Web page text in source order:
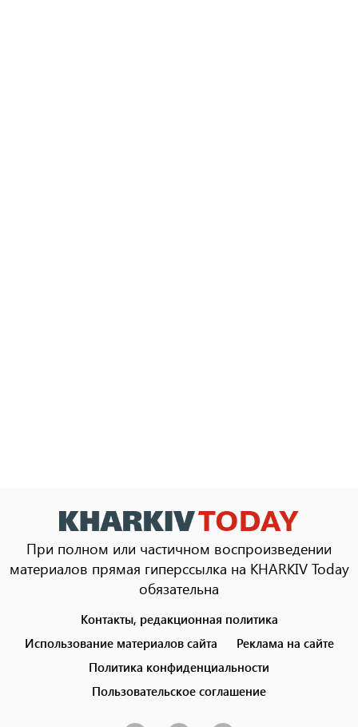
При полном или частичном воспроизведении
материалов прямая гиперссылка на KHARKIV Today
обязательна
menu
Контакты, редакционная политика
Использование материалов сайта
Реклама на сайте
Политика конфиденциальности
Пользовательское соглашение